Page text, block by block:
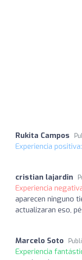
Rukita Campos
Experiencia positiva:
cristian lajardin
Experiencia
aparecen ninguno
actualizaran eso,
Marcelo Soto
Experiencia